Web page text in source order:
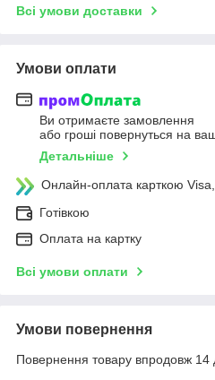
Всі умови доставки
Умови оплати
Ви отримаєте замовлення
або гроші повернуться на
Детальніше
Онлайн-оплата карткою
Готівкою
Оплата на картку
Всі умови оплати
Умови повернення
Повернення товару впродовж 14